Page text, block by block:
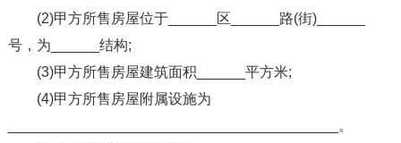
(2)甲方所售房屋位于______区______路(街)______
号，为______结构;
(3)甲方所售房屋建筑面积______平方米;
(4)甲方所售房屋附属设施为
_________________________________________。